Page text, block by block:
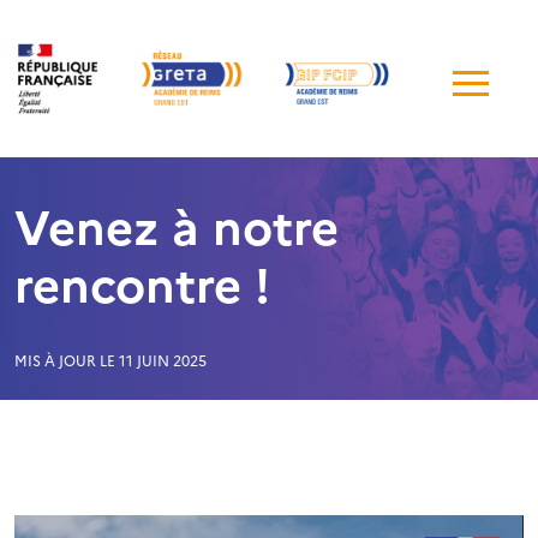
de
Venez à notre
rencontre !
MIS À JOUR LE 11 JUIN 2025